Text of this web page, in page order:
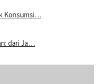
Konsumsi…
dari Ja…